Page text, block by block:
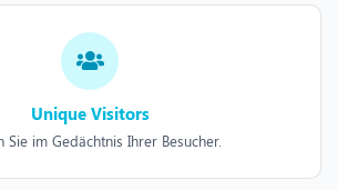
Unique Visitors
Sie im Gedächtnis Ihrer Besucher.